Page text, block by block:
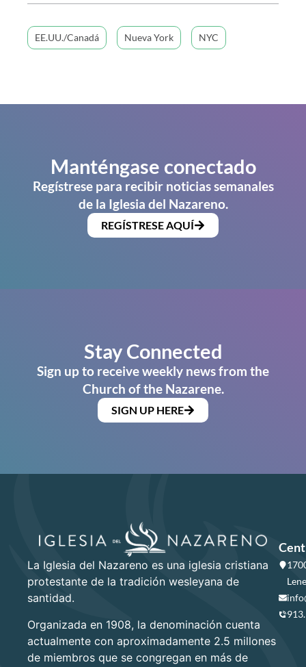
EE.UU./Canadá Nueva York NYC
Manténgase conectado
Regístrese para recibir noticias semanales
de la Iglesia del Nazareno.
REGÍSTRESE AQUÍ
Stay Connected
Sign up to receive weekly news from the
Church of the Nazarene.
SIGN UP HERE
La Iglesia del Nazareno es una iglesia cristiana
protestante de la tradición wesleyana de
santidad.
Organizada en 1908, la denominación cuenta
actualmente con aproximadamente 2.5 millones
de miembros que se congregan en más de